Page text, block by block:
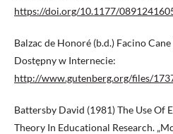
https://doi.org/10.1177/
Balzac de Honoré (b.d.) Facino
Dostępny w Internecie:
http://www.gutenberg.org/files/
Battersby David (1981) The Use Of
Theory In Educational Research.